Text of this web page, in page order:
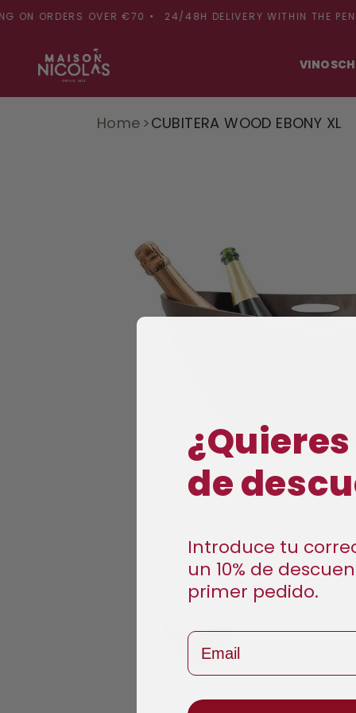
Skip to
content
ORDERS OVER €70 • 24/48H DELIVERY WITHIN THE
VINOS
Home CUBITERA WOOD EBONY XL
¿Quieres
de
Introduce tu
un 10% de
primer pedido.
Email